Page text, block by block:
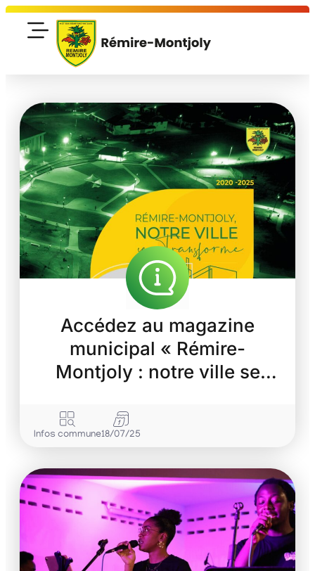
Accédez au magazine
municipal « Rémire-
Montjoly : notre ville se
Infos commune18/07/25